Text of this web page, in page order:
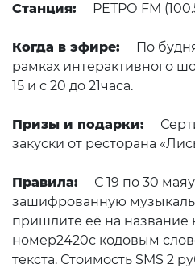
Станция: РЕТРО FM
Когда в эфире:
По
рамках интерактивного
15 и с 20 до 21часа.
Призы и подарки:
закуски от ресторана
Правила:
С 19 по 30
зашифрованную
пришлите её на название
номер2420с кодовым
текста. Стоимость SMS 2